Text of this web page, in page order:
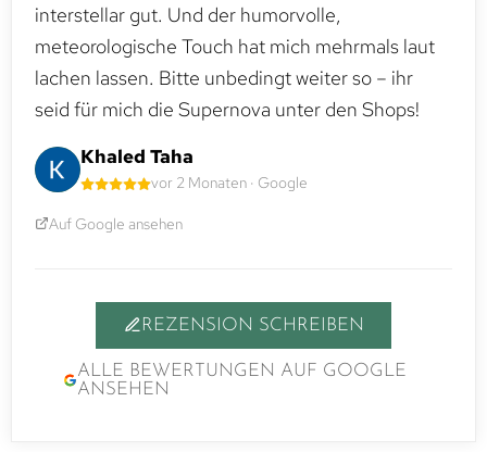
interstellar gut. Und der humorvolle,
meteorologische Touch hat mich mehrmals laut
lachen lassen. Bitte unbedingt weiter so – ihr
seid für mich die Supernova unter den Shops!
Khaled Taha
vor 2 Monaten · Google
Auf Google ansehen
REZENSION SCHREIBEN
ALLE BEWERTUNGEN AUF GOOGLE
ANSEHEN